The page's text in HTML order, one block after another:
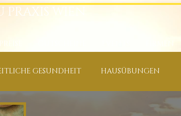
PRAXIS WIEN
GESUNDHEIT HAUSÜBUNGEN
KÄUTER, ÖLE & NAHRUNGSERGÄNZUNGEN